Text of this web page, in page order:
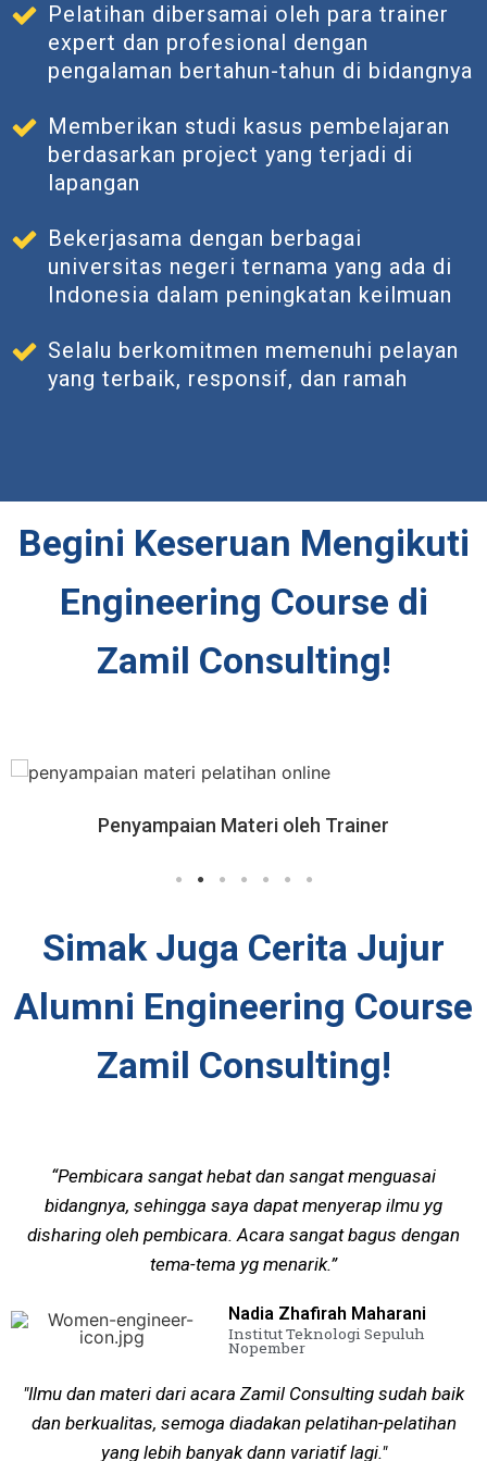
Pelatihan dibersamai oleh para trainer
expert dan profesional dengan
pengalaman bertahun-tahun di bidangnya
Memberikan studi kasus pembelajaran
berdasarkan project yang terjadi di
lapangan
Bekerjasama dengan berbagai
universitas negeri ternama yang ada di
Indonesia dalam peningkatan keilmuan
Selalu berkomitmen memenuhi pelayan
yang terbaik, responsif, dan ramah
Begini Keseruan Mengikuti
Engineering Course di
Zamil Consulting!
Penyampaian Materi oleh Trainer
Simak Juga Cerita Jujur
Alumni Engineering Course
Zamil Consulting!
“Pembicara sangat hebat dan sangat menguasai
bidangnya, sehingga saya dapat menyerap ilmu yg
disharing oleh pembicara. Acara sangat bagus dengan
tema-tema yg menarik.”
Nadia Zhafirah Maharani
Institut Teknologi Sepuluh
Nopember
"Ilmu dan materi dari acara Zamil Consulting sudah baik
dan berkualitas, semoga diadakan pelatihan-pelatihan
yang lebih banyak dann variatif lagi."